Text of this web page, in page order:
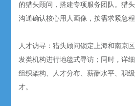
的猎头顾问，搭建专项服务团队。猎
沟通确认核心用人画像，按需求紧急
人才访寻：猎头顾问锁定上海和南京
发类机构进行地毯式寻访；同时，详
组织架构、人才分布、薪酬水平、职
才。